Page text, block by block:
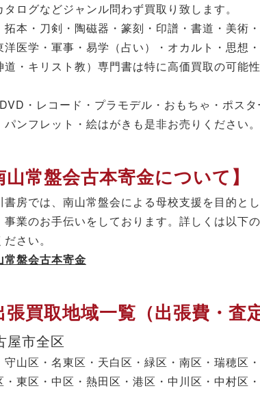
タログなどジャンル問わず買取り致します。
拓本・刀剣・陶磁器・篆刻・印譜・書道・美術
洋医学・軍事・易学（占い）・オカルト・思想
道・キリスト教）専門書は特に高価買取の可能
・レコード・プラモデル・おもちゃ・ポスタ
パンフレット・絵はがきも是非お売りください。
山常盤会古本寄金について】
書房では、南山常盤会による母校支援を目的と
事業のお手伝いをしております。詳しくは以下
さい。
常盤会古本寄金
張買取地域一覧（出張費・査
屋市全区
守山区・名東区・天白区・緑区・南区・瑞穂区
・東区・中区・熱田区・港区・中川区・中村区